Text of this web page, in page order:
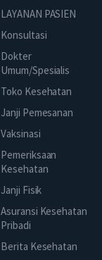
LAYANAN PASIEN
Konsultasi
Dokter
Umum/Spesialis
Toko Kesehatan
Janji Pemesanan
Vaksinasi
Pemeriksaan
Kesehatan
Janji Fisik
Asuransi Kesehatan
Pribadi
Berita Kesehatan